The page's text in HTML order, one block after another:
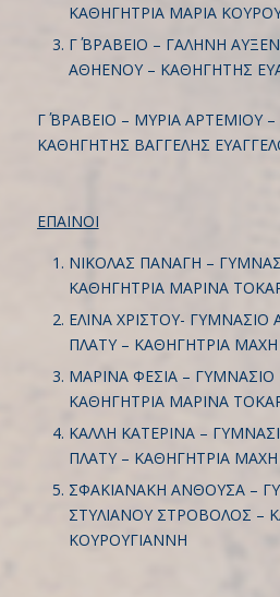
ΚΑΘΗΓΗΤΡΙΑ ΜΑΡΙΑ
Γ΄ ΒΡΑΒΕΙΟ – ΓΑΛΗΝΗ
ΑΘΗΕΝΟΥ – ΚΑΘΗΓΗΤΗΣ
Γ΄ ΒΡΑΒΕΙΟ – ΜΥΡΙΑ ΑΡΤΕΜΙΟΥ
ΚΑΘΗΓΗΤΗΣ ΒΑΓΓΕΛΗΣ
ΕΠΑΙΝΟΙ
ΝΙΚΟΛΑΣ ΠΑΝΑΓΗ –
ΚΑΘΗΓΗΤΡΙΑ ΜΑΡΙΝΑ
ΕΛΙΝΑ ΧΡΙΣΤΟΥ- ΓΥΜΝΑΣΙΟ
ΠΛΑΤΥ – ΚΑΘΗΓΗΤΡΙΑ
ΜΑΡΙΝΑ ΦΕΣΙΑ –
ΚΑΘΗΓΗΤΡΙΑ ΜΑΡΙΝΑ
ΚΑΛΛΗ ΚΑΤΕΡΙΝΑ –
ΠΛΑΤΥ – ΚΑΘΗΓΗΤΡΙΑ
ΣΦΑΚΙΑΝΑΚΗ ΑΝΘΟΥΣΑ –
ΣΤΥΛΙΑΝΟΥ ΣΤΡΟΒΟΛΟΣ –
ΚΟΥΡΟΥΓΙΑΝΝΗ